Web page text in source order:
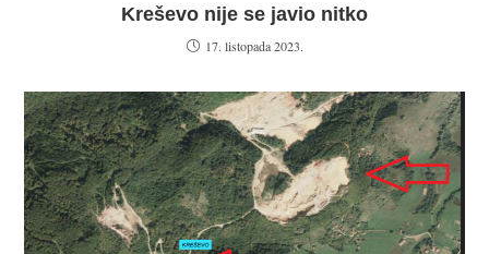
Kreševo nije se javio nitko
17. listopada 2023.